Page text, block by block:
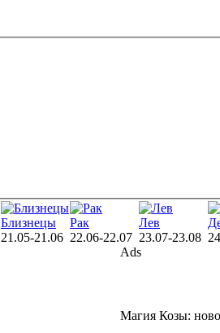
Близнецы
21.05-21.06
Рак
22.06-22.07
Лев
23.07-23.08
Ads
Магия Козы: